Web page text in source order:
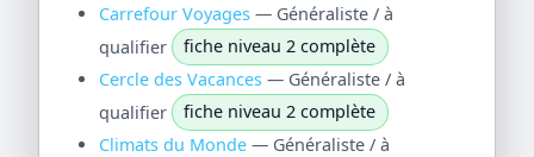
Carrefour Voyages— Généraliste / à
qualifier
fiche niveau 2 complète
Cercle des Vacances— Généraliste / à
qualifier
fiche niveau 2 complète
Climats du Monde— Généraliste / à